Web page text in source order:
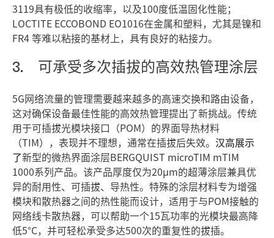
3119具有极低的收缩率，以及100度低温固化性能；
LOCTITE ECCOBOND EO1016在金属和塑料，尤其是镍和
FR4 等难以粘接的基材上，具有良好的粘接力。
3. 可承受多次插拔的高效热管理涂层
5G网络流量的管理需要越来越多的高速交换和路由设备，
这对确保设备最佳性能的高效热管理提出了新挑战。传统
用于可插拔光模块接口（POM）的界面导热材料
（TIM），表现并不理想，通常在插拔后失效。 汉高展示
了新型的微热界面涂层BERGQUIST microTIM mTIM
1000系列产品。该产品厚度仅为20μm的超薄涂层兼具优
异的耐用性、可插拔、导热性。特殊的涂层材料专为增强
模块和散热器之间的热性能而设计，适用于与POM接触的
网络线卡散热器，可以帮助一个15瓦功率的光模块最高降
低5°C，并可轻松承受多达500次的重复性的拔插。